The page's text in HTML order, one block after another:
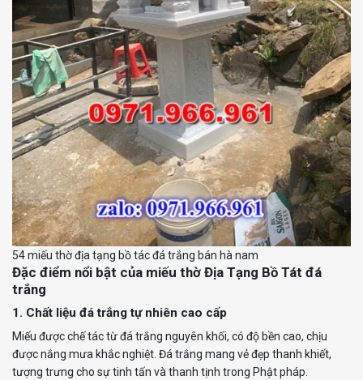
54 miếu thờ địa tạng bồ tác đá trắng bán hà nam
Đặc điểm nổi bật của miếu thờ Địa Tạng Bồ Tát đá
trắng
1. Chất liệu đá trắng tự nhiên cao cấp
Miếu được chế tác từ đá trắng nguyên khối, có độ bền cao, chịu
được nắng mưa khắc nghiệt. Đá trắng mang vẻ đẹp thanh khiết,
tượng trưng cho sự tinh tấn và thanh tịnh trong Phật pháp.